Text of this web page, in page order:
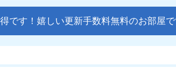
です！嬉しい更新手数料無料のお部屋